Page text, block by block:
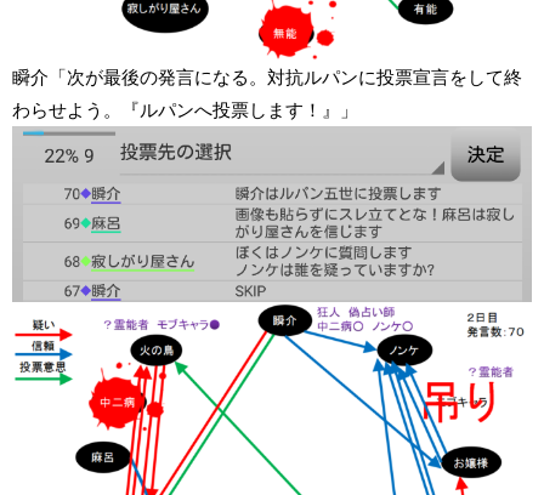
瞬介「次が最後の発言になる。対抗ルパンに投票宣言をして終
わらせよう。『ルパンへ投票します！』」